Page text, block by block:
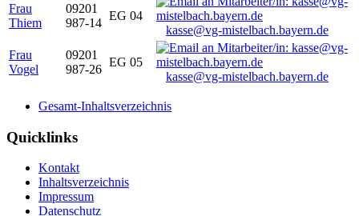
Frau
Thiem
09201
987-14
EG 04
kasse@vg-mistelbach.bayern.de
Frau
Vogel
09201
987-26
EG 05
kasse@vg-mistelbach.bayern.de
Gesamt-Inhaltsverzeichnis
Quicklinks
Kontakt
Inhaltsverzeichnis
Impressum
Datenschutz